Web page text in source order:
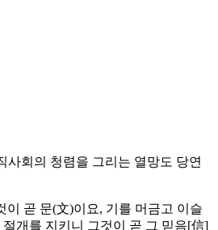
사회의 청렴을 그리는 열망도 당연
곧 문(文)이요, 기를 머금고 이슬
개를 지키니 그것이 곧 그 믿음[信]